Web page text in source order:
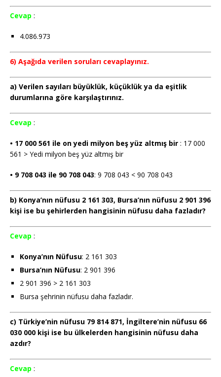
Cevap :
4.086.973
6) Aşağıda verilen soruları cevaplayınız.
a) Verilen sayıları büyüklük, küçüklük ya da eşitlik
durumlarına göre karşılaştırınız.
Cevap :
• 17 000 561 ile on yedi milyon beş yüz altmış bir : 17 000
561 > Yedi milyon beş yüz altmış bir
• 9 708 043 ile 90 708 043: 9 708 043 < 90 708 043
b) Konya’nın nüfusu 2 161 303, Bursa’nın nüfusu 2 901 396
kişi ise bu şehirlerden hangisinin nüfusu daha fazladır?
Cevap :
Konya’nın Nüfusu: 2 161 303
Bursa’nın Nüfusu: 2 901 396
2 901 396 > 2 161 303
Bursa şehrinin nüfusu daha fazladır.
c) Türkiye’nin nüfusu 79 814 871, İngiltere’nin nüfusu 66
030 000 kişi ise bu ülkelerden hangisinin nüfusu daha
azdır?
Cevap :